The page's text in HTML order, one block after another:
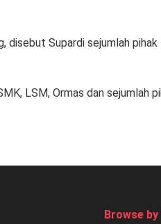
Supardi sejumlah
LSM, Ormas dan sejumlah
Browse by